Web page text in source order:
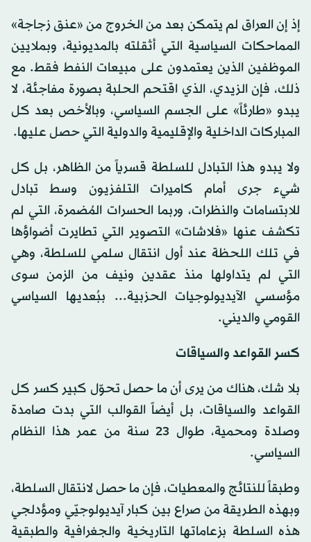
إذ إن العراق لم يتمكن بعد من الخروج من «عنق زجاجة»
المماحكات السياسية التي أثقلته بالمديونية، وبملايين
الموظفين الذين يعتمدون على مبيعات النفط فقط. مع
ذلك، فإن الزيدي، الذي اقتحم الحلبة بصورة مفاجئة، لا
يبدو «طارئاً» على الجسم السياسي، وبالأخص بعد كل
المباركات الداخلية والإقليمية والدولية التي حصل عليها.
ولا يبدو هذا التبادل للسلطة قسرياً من الظاهر، بل كل
شيء جرى أمام كاميرات التلفزيون وسط تبادل
للابتسامات والنظرات، وربما الحسرات المُضمرة، التي لم
تكشف عنها «فلاشات» التصوير التي تطايرت أضواؤها
في تلك اللحظة عند أول انتقال سلمي للسلطة، وهي
التي لم يتداولها منذ عقدين ونيف من الزمن سوى
مؤسسي الآيديولوجيات الحزبية... ببُعديها السياسي
القومي والديني.
كسر القواعد والسياقات
بلا شك، هناك من يرى أن ما حصل تحوّل كبير كسر كل
القواعد والسياقات، بل أيضاً القوالب التي بدت صامدة
وصلدة ومحمية، طوال 23 سنة من عمر هذا النظام
السياسي.
وطبقاً للنتائج والمعطيات، فإن ما حصل لانتقال السلطة،
وبهذه الطريقة من صراع بين كبار آيديولوجيّي ومؤدلجي
هذه السلطة بزعاماتها التاريخية والجغرافية والطبقية